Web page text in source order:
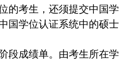
的考生，还须提交中国学
国学位认证系统中的硕士
段成绩单。由考生所在学